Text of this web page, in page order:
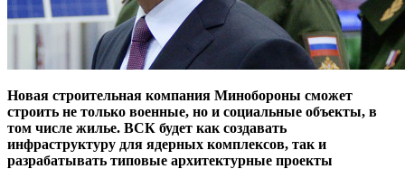
Новая строительная компания Минобороны сможет
строить не только военные, но и социальные объекты, в
том числе жилье. ВСК будет как создавать
инфраструктуру для ядерных комплексов, так и
разрабатывать типовые архитектурные проекты